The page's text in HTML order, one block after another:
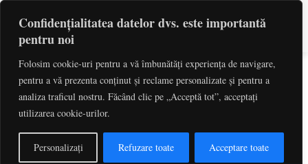
Confidențialitatea datelor dvs. este importantă
pentru noi
Folosim cookie-uri pentru a vă îmbunătăți experiența de navigare,
pentru a vă prezenta conținut și reclame personalizate și pentru a
analiza traficul nostru. Făcând clic pe „Acceptă tot”, acceptați
utilizarea cookie-urilor.
Personalizați Refuzare toate Acceptare toate
Etichetă: Taxe Judiciare De Timbru
Taxele judiciare de timbru – aspecte reflectate în
jurisprudența Curții Constituționale | Ionița Cochințu
Redactia - noiembrie 13, 2017